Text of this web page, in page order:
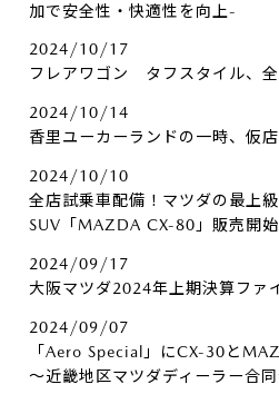
加で安全性・快適性を向上-
2024/10/17
フレアワゴン タフスタイル、全
2024/10/14
香里ユーカーランドの一時、仮
2024/10/10
全店試乗車配備！マツダの最上
SUV「MAZDA CX-80」販売開始
2024/09/17
大阪マツダ2024年上期決算ファ
2024/09/07
「Aero Special」にCX-30と
～近畿地区マツダディーラー合